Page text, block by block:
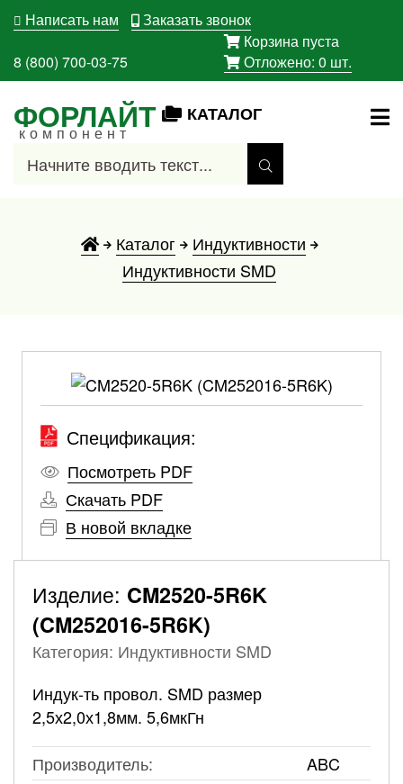
Написать нам Заказать звонок
8 (800) 700-03-75
Корзина пуста
Отложено: 0 шт.
ФОРЛАЙТ
компонент
КАТАЛОГ
Каталог
Индуктивности
Индуктивности SMD
Спецификация:
Посмотреть PDF
Скачать PDF
В новой вкладке
Изделие: CM2520-5R6K
(CM252016-5R6K)
Категория: Индуктивности SMD
Индук-ть провол. SMD размер
2,5х2,0х1,8мм. 5,6мкГн
Производитель:
ABC